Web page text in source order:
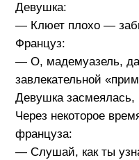
Девушка:
— Клюет плохо —
Француз:
— О, мадемуазель, да
завлекательной
Девушка
Через некоторое
француза:
— Слушай, как ты